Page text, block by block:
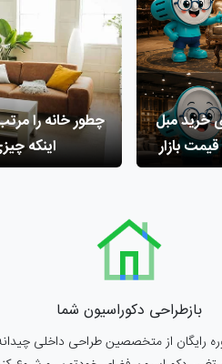
خرید مبل
بازار
چطور خانه را
اینکه
بازطراحی دکوراسیون شما
رایگان از متخصصین طراحی داخلی